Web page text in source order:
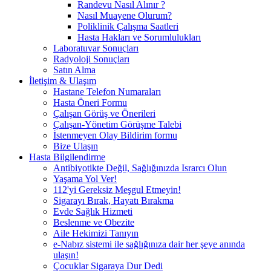
Randevu Nasıl Alınır ?
Nasıl Muayene Olurum?
Poliklinik Çalışma Saatleri
Hasta Hakları ve Sorumlulukları
Laboratuvar Sonuçları
Radyoloji Sonuçları
Satın Alma
İletişim & Ulaşım
Hastane Telefon Numaraları
Hasta Öneri Formu
Çalışan Görüş ve Önerileri
Çalışan-Yönetim Görüşme Talebi
İstenmeyen Olay Bildirim formu
Bize Ulaşın
Hasta Bilgilendirme
Antibiyotikte Değil, Sağlığınızda Israrcı Olun
Yaşama Yol Ver!
112'yi Gereksiz Meşgul Etmeyin!
Sigarayı Bırak, Hayatı Bırakma
Evde Sağlık Hizmeti
Beslenme ve Obezite
Aile Hekimizi Tanıyın
e-Nabız sistemi ile sağlığınıza dair her şeye anında
ulaşın!
Çocuklar Sigaraya Dur Dedi